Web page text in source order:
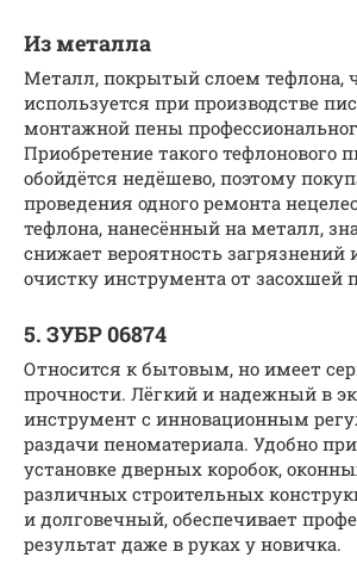
Из металла
Металл, покрытый слоем тефлона,
используется при производстве
монтажной пены
Приобретение такого тефлонового
обойдётся недёшево, поэтому
проведения одного ремонта
тефлона, нанесённый на металл,
снижает вероятность загрязнений
очистку инструмента от засохшей
5. ЗУБР 06874
Относится к бытовым, но имеет
прочности. Лёгкий и надежный в
инструмент с инновационным
раздачи пеноматериала. Удобно
установке дверных коробок,
различных строительных
и долговечный, обеспечивает
результат даже в руках у новичка.